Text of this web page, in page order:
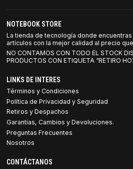
NOTEBOOK STORE
La tienda de tecnología donde
artículos con la mejor calidad al precio
NO CONTAMOS CON TODO EL STOCK
PRODUCTOS CON ETIQUETA “RETIRO
LINKS DE INTERES
Términos y Condiciones
Política de Privacidad y Seguridad
Retiros y Despachos
Garantías, Cambios y Devoluciones.
Preguntas Frecuentes
Nosotros
CONTÁCTANOS